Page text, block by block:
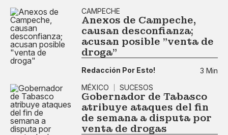
CAMPECHE
Anexos de Campeche,
causan desconfianza;
acusan posible "venta de
droga"
Redacción Por Esto!
3 Min
MÉXICO
SUCESOS
Gobernador de Tabasco
atribuye ataques del fin
de semana a disputa por
venta de drogas